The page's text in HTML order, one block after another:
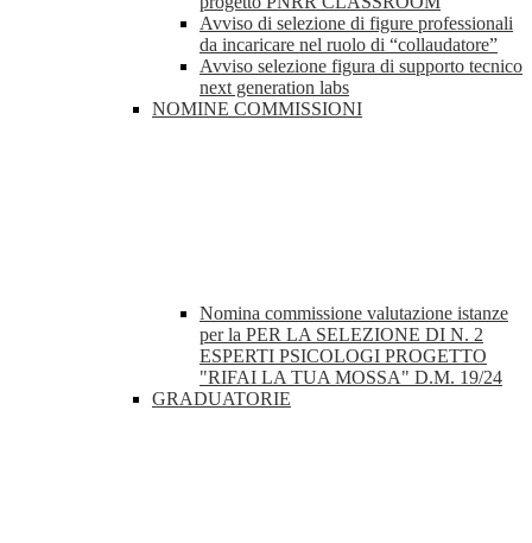
Avviso di selezione di figure professionali
da incaricare nel ruolo di “collaudatore”
Avviso selezione figura di supporto tecnico
next generation labs
NOMINE COMMISSIONI
Nomina commissione valutazione istanze
per la PER LA SELEZIONE DI N. 2
ESPERTI PSICOLOGI PROGETTO
"RIFAI LA TUA MOSSA" D.M. 19/24
GRADUATORIE